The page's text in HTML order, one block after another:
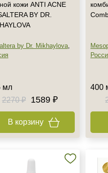
кожи ANTI ACNE
BY DR.
by Dr. Mikhaylova,
мл
2270 ₽
1589 ₽
В корзину
400